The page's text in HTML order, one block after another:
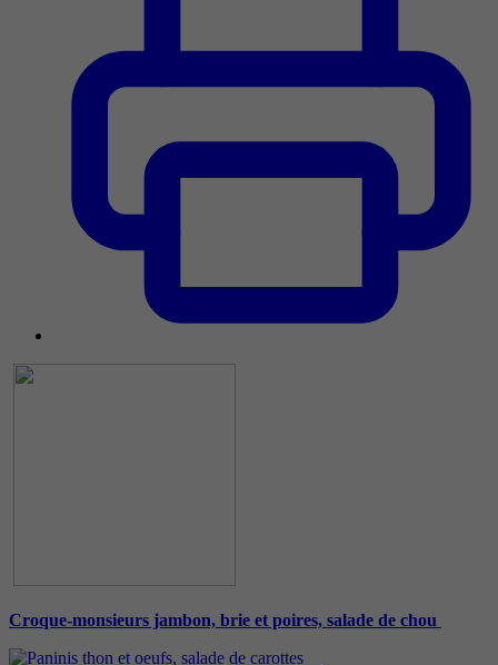
Croque-monsieurs jambon, brie et poires, salade de chou